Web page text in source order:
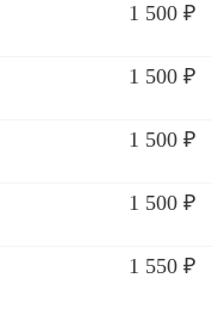
1 500 ₽
1 500 ₽
1 500 ₽
1 500 ₽
1 550 ₽